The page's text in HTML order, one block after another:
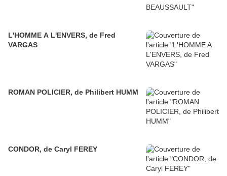
L'HOMME A L'ENVERS, de Fred
VARGAS
ROMAN POLICIER, de Philibert HUMM
CONDOR, de Caryl FEREY